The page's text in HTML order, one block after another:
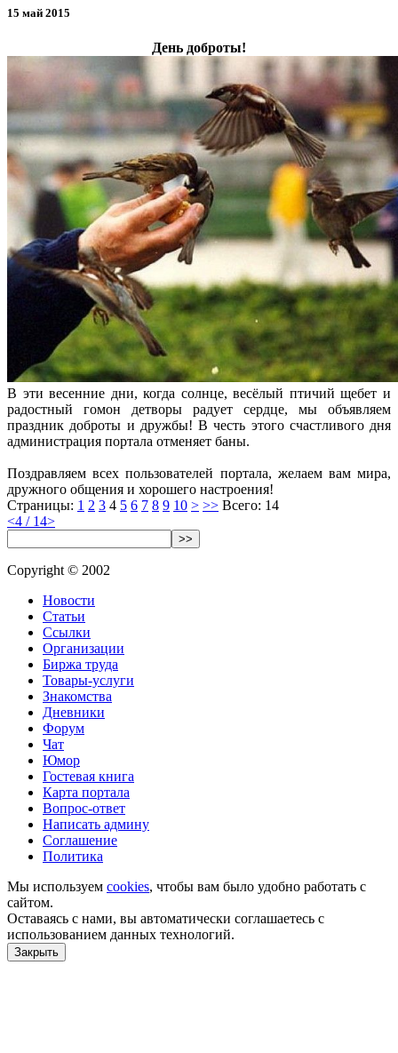
15 май 2015
День доброты!
В эти весенние дни, когда солнце, весёлый птичий щебет и
радостный гомон детворы радует сердце, мы объявляем
праздник доброты и дружбы! В честь этого счастливого дня
администрация портала отменяет баны.
Поздравляем всех пользователей портала, желаем вам мира,
дружного общения и хорошего настроения!
Страницы: 1 2 3 4 5 6 7 8 9 10 > >> Всего: 14
<4 / 14>
>>
Copyright © 2002
Новости
Статьи
Ссылки
Организации
Биржа труда
Товары-услуги
Знакомства
Дневники
Форум
Чат
Юмор
Гостевая книга
Карта портала
Вопрос-ответ
Написать админу
Соглашение
Политика
Мы используем cookies, чтобы вам было удобно работать с
сайтом.
Оставаясь с нами, вы автоматически соглашаетесь с
использованием данных технологий.